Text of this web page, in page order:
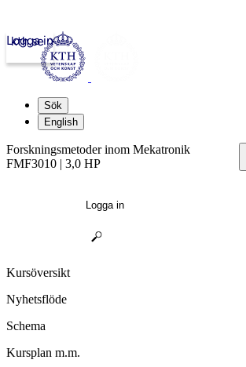
kth.se
Logga in
Sök
English
Forskningsmetoder inom Mekatronik
FMF3010 | 3,0 HP
Logga in
Kursöversikt
Nyhetsflöde
Schema
Kursplan m.m.